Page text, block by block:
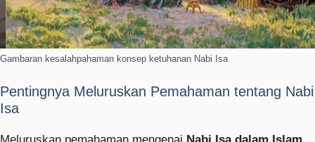
Gambaran kesalahpahaman konsep ketuhanan Nabi Isa
Pentingnya Meluruskan Pemahaman tentang Nabi
Isa